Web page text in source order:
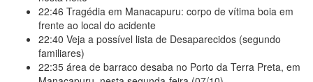
22:46 Tragédia em Manacapuru: corpo de vítima boia em
frente ao local do acidente
22:40 Veja a possível lista de Desaparecidos (segundo
familiares)
22:35 área de barraco desaba no Porto da Terra Preta, em